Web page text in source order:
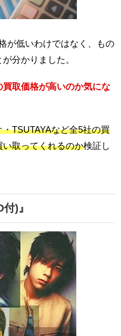
が低いわけではなく、もの
分かりました。
取価格が高いのか気にな
TSUTAYAなど全5社の買
取ってくれるのか検証し
)』